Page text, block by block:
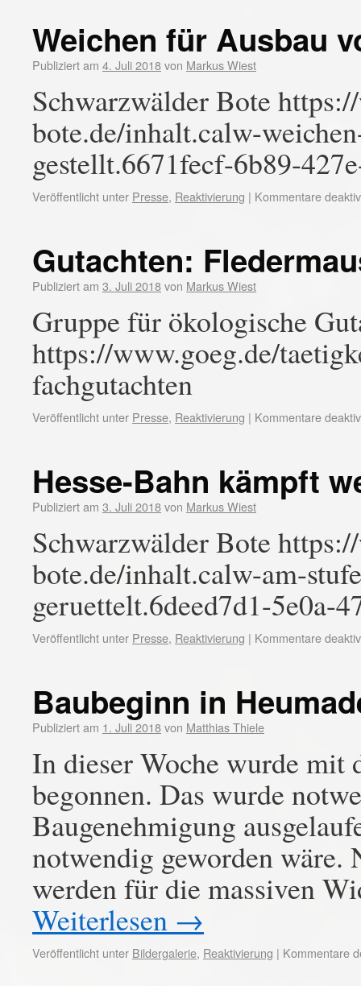
Weichen für Ausbau
Publiziert am 4. Juli 2018von Markus Wiest
Schwarzwälder Bote
bote.de/inhalt.calw-
gestellt.6671fecf-6b89-
Veröffentlicht unter Presse, Reaktivierung | Kommentare
Gutachten:
Publiziert am 3. Juli 2018von Markus Wiest
Gruppe für ökologische
https://www.goeg.de/
fachgutachten
Veröffentlicht unter Presse, Reaktivierung | Kommentare
Hesse-Bahn kämpft
Publiziert am 3. Juli 2018von Markus Wiest
Schwarzwälder Bote
bote.de/inhalt.calw-am-
geruettelt.6deed7d1-5e0a-
Veröffentlicht unter Presse, Reaktivierung | Kommentare
Baubeginn in
Publiziert am 1. Juli 2018von Matthias Thiele
In dieser Woche wurde mit
begonnen. Das wurde
Baugenehmigung
notwendig geworden wäre.
werden für die massiven
Weiterlesen →
Veröffentlicht unter Bildergalerie, Reaktivierung | Kommentare